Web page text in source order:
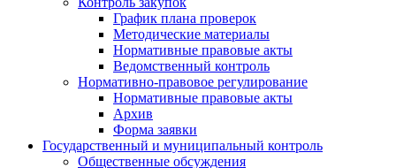
График плана проверок
Методические материалы
Нормативные правовые акты
Ведомственный контроль
Нормативно-правовое регулирование
Нормативные правовые акты
Архив
Форма заявки
Государственный и муниципальный контроль
Общественные обсуждения